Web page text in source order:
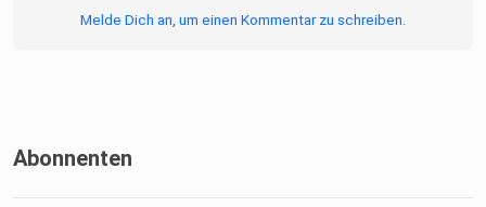
Melde Dich an, um einen Kommentar zu schreiben.
Abonnenten